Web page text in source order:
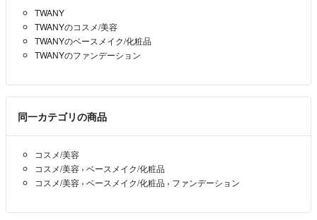
TWANY
TWANYのコスメ/美容
TWANYのベースメイク/化粧品
TWANYのファンデーション
同一カテゴリの商品
コスメ/美容
コスメ/美容 › ベースメイク/化粧品
コスメ/美容 › ベースメイク/化粧品 › ファンデーション